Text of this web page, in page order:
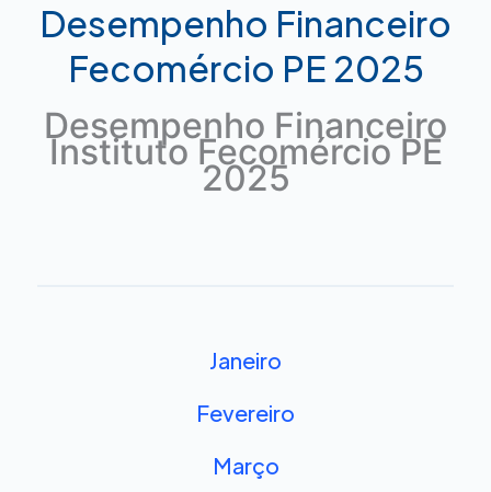
Desempenho Financeiro
Fecomércio PE 2025
Desempenho Financeiro
Instituto Fecomércio PE
2025
Janeiro
Fevereiro
Março